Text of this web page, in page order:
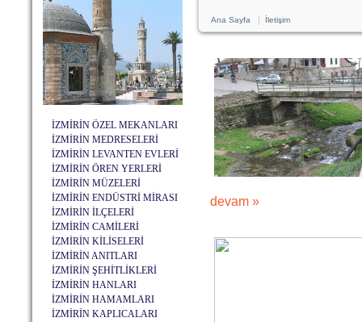
İZMİRİN ÖZEL MEKANLARI
İZMİRİN MEDRESELERİ
İZMİRİN LEVANTEN EVLERİ
İZMİRİN ÖREN YERLERİ
İZMİRİN MÜZELERİ
İZMİRİN ENDÜSTRİ MİRASI
İZMİRİN İLÇELERİ
İZMİRİN CAMİLERİ
İZMİRİN KİLİSELERİ
İZMİRİN ANITLARI
İZMİRİN ŞEHİTLİKLERİ
İZMİRİN HANLARI
İZMİRİN HAMAMLARI
İZMİRİN KAPLICALARI
Ana Sayfa| İletişim
devam »